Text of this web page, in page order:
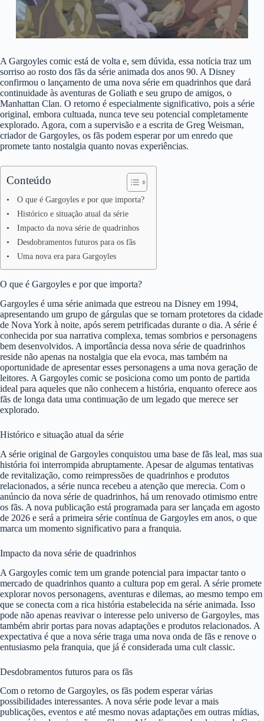
A Gargoyles comic está de volta e, sem dúvida, essa notícia traz um
sorriso ao rosto dos fãs da série animada dos anos 90. A Disney
confirmou o lançamento de uma nova série em quadrinhos que dará
continuidade às aventuras de Goliath e seu grupo de amigos, o
Manhattan Clan. O retorno é especialmente significativo, pois a série
original, embora cultuada, nunca teve seu potencial completamente
explorado. Agora, com a supervisão e a escrita de Greg Weisman,
criador de Gargoyles, os fãs podem esperar por um enredo que
promete tanto nostalgia quanto novas experiências.
Conteúdo
O que é Gargoyles e por que importa?
Histórico e situação atual da série
Impacto da nova série de quadrinhos
Desdobramentos futuros para os fãs
Uma nova era para Gargoyles
O que é Gargoyles e por que importa?
Gargoyles é uma série animada que estreou na Disney em 1994,
apresentando um grupo de gárgulas que se tornam protetores da cidade
de Nova York à noite, após serem petrificadas durante o dia. A série é
conhecida por sua narrativa complexa, temas sombrios e personagens
bem desenvolvidos. A importância dessa nova série de quadrinhos
reside não apenas na nostalgia que ela evoca, mas também na
oportunidade de apresentar esses personagens a uma nova geração de
leitores. A Gargoyles comic se posiciona como um ponto de partida
ideal para aqueles que não conhecem a história, enquanto oferece aos
fãs de longa data uma continuação de um legado que merece ser
explorado.
Histórico e situação atual da série
A série original de Gargoyles conquistou uma base de fãs leal, mas sua
história foi interrompida abruptamente. Apesar de algumas tentativas
de revitalização, como reimpressões de quadrinhos e produtos
relacionados, a série nunca recebeu a atenção que merecia. Com o
anúncio da nova série de quadrinhos, há um renovado otimismo entre
os fãs. A nova publicação está programada para ser lançada em agosto
de 2026 e será a primeira série contínua de Gargoyles em anos, o que
marca um momento significativo para a franquia.
Impacto da nova série de quadrinhos
A Gargoyles comic tem um grande potencial para impactar tanto o
mercado de quadrinhos quanto a cultura pop em geral. A série promete
explorar novos personagens, aventuras e dilemas, ao mesmo tempo em
que se conecta com a rica história estabelecida na série animada. Isso
pode não apenas reavivar o interesse pelo universo de Gargoyles, mas
também abrir portas para novas adaptações e produtos relacionados. A
expectativa é que a nova série traga uma nova onda de fãs e renove o
entusiasmo pela franquia, que já é considerada uma cult classic.
Desdobramentos futuros para os fãs
Com o retorno de Gargoyles, os fãs podem esperar várias
possibilidades interessantes. A nova série pode levar a mais
publicações, eventos e até mesmo novas adaptações em outras mídias,